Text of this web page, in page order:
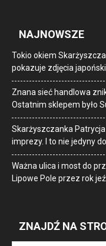
NAJNOWSZE
Tokio okiem
pokazuje zdjęcia
Znana sieć handlowa
Ostatnim sklepem było
Skarżyszczanka
imprezy. I to nie jedyny
Ważna ulica i most do
Lipowe Pole przez rok
ZNAJDŹ NA